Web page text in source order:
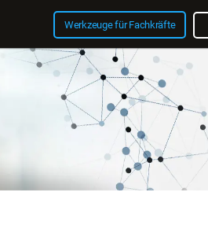
Werkzeuge für Fachkräfte